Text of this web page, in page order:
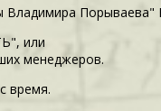
Владимира
или
менеджеров.
время.